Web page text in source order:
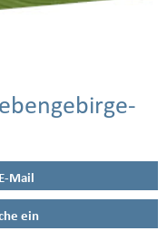
Mail
ein